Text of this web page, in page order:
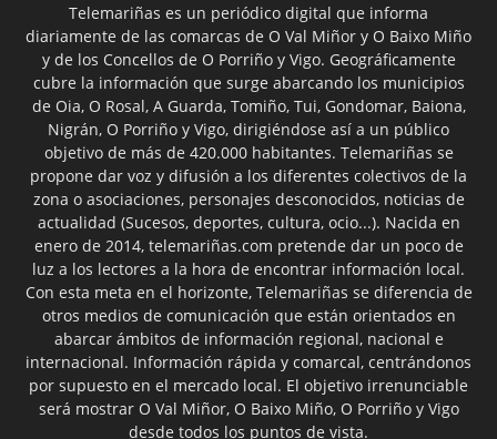
Telemariñas es un periódico digital que informa
diariamente de las comarcas de O Val Miñor y O Baixo Miño
y de los Concellos de O Porriño y Vigo. Geográficamente
cubre la información que surge abarcando los municipios
de Oia, O Rosal, A Guarda, Tomiño, Tui, Gondomar, Baiona,
Nigrán, O Porriño y Vigo, dirigiéndose así a un público
objetivo de más de 420.000 habitantes. Telemariñas se
propone dar voz y difusión a los diferentes colectivos de la
zona o asociaciones, personajes desconocidos, noticias de
actualidad (Sucesos, deportes, cultura, ocio...). Nacida en
enero de 2014, telemariñas.com pretende dar un poco de
luz a los lectores a la hora de encontrar información local.
Con esta meta en el horizonte, Telemariñas se diferencia de
otros medios de comunicación que están orientados en
abarcar ámbitos de información regional, nacional e
internacional. Información rápida y comarcal, centrándonos
por supuesto en el mercado local. El objetivo irrenunciable
será mostrar O Val Miñor, O Baixo Miño, O Porriño y Vigo
desde todos los puntos de vista.